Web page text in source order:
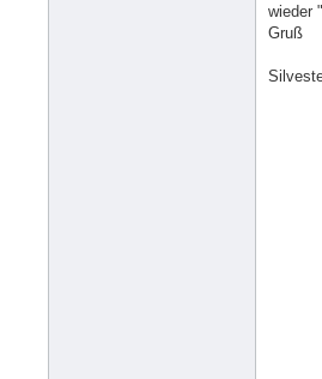
wieder
Gruß